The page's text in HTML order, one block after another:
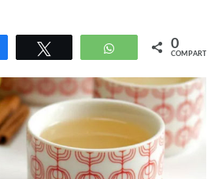
Compartir WhatsApp
0
COMPARTIR